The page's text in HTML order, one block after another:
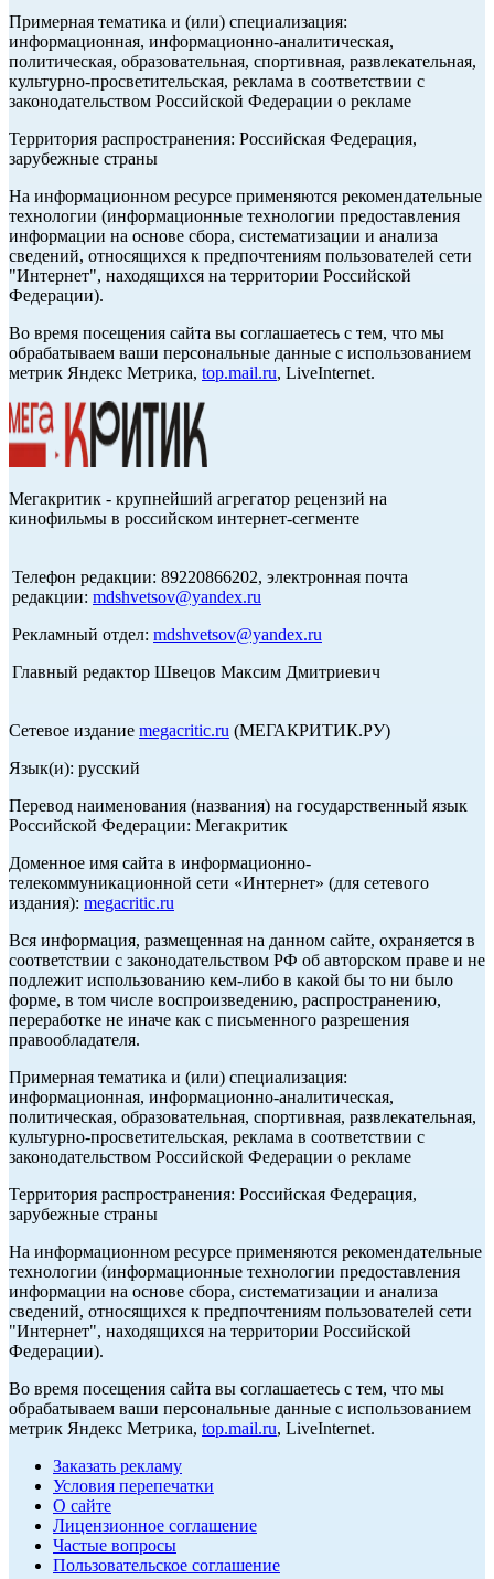
Примерная тематика и (или) специализация:
информационная, информационно-аналитическая,
политическая, образовательная, спортивная, развлекательная,
культурно-просветительская, реклама в соответствии с
законодательством Российской Федерации о рекламе
Территория распространения: Российская Федерация,
зарубежные страны
На информационном ресурсе применяются рекомендательные
технологии (информационные технологии предоставления
информации на основе сбора, систематизации и анализа
сведений, относящихся к предпочтениям пользователей сети
"Интернет", находящихся на территории Российской
Федерации).
Во время посещения сайта вы соглашаетесь с тем, что мы
обрабатываем ваши персональные данные с использованием
метрик Яндекс Метрика, top.mail.ru, LiveInternet.
Мегакритик - крупнейший агрегатор рецензий на
кинофильмы в российском интернет-сегменте
Телефон редакции: 89220866202, электронная почта
редакции: mdshvetsov@yandex.ru
Рекламный отдел: mdshvetsov@yandex.ru
Главный редактор Швецов Максим Дмитриевич
Сетевое издание megacritic.ru (МЕГАКРИТИК.РУ)
Язык(и): русский
Перевод наименования (названия) на государственный язык
Российской Федерации: Мегакритик
Доменное имя сайта в информационно-
телекоммуникационной сети «Интернет» (для сетевого
издания): megacritic.ru
Вся информация, размещенная на данном сайте, охраняется в
соответствии с законодательством РФ об авторском праве и не
подлежит использованию кем-либо в какой бы то ни было
форме, в том числе воспроизведению, распространению,
переработке не иначе как с письменного разрешения
правообладателя.
Примерная тематика и (или) специализация:
информационная, информационно-аналитическая,
политическая, образовательная, спортивная, развлекательная,
культурно-просветительская, реклама в соответствии с
законодательством Российской Федерации о рекламе
Территория распространения: Российская Федерация,
зарубежные страны
На информационном ресурсе применяются рекомендательные
технологии (информационные технологии предоставления
информации на основе сбора, систематизации и анализа
сведений, относящихся к предпочтениям пользователей сети
"Интернет", находящихся на территории Российской
Федерации).
Во время посещения сайта вы соглашаетесь с тем, что мы
обрабатываем ваши персональные данные с использованием
метрик Яндекс Метрика, top.mail.ru, LiveInternet.
Заказать рекламу
Условия перепечатки
О сайте
Лицензионное соглашение
Частые вопросы
Пользовательское соглашение